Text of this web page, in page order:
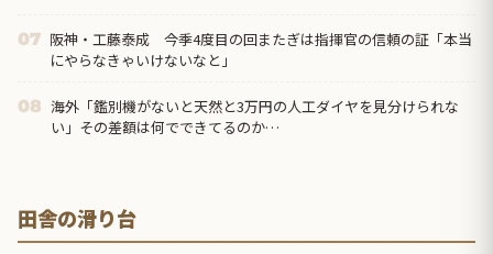
07 阪神・工藤泰成 今季4度目の回またぎは指揮官の信頼の証「本当
にやらなきゃいけないなと」
08 海外「鑑別機がないと天然と3万円の人工ダイヤを見分けられな
い」その差額は何でできてるのか…
田舎の滑り台